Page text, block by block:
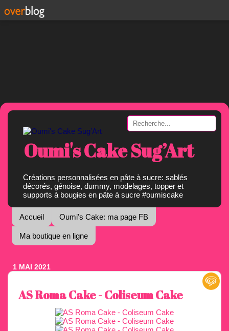
Oumi's Cake Sug’Art
Créations personnalisées en pâte à sucre: sablés
décorés, génoise, dummy, modelages, topper et
supports à bougies en pâte à sucre #oumiscake
Accueil Oumi's Cake: ma page FB
Ma boutique en ligne
1 MAI 2021
AS Roma Cake - Coliseum Cake